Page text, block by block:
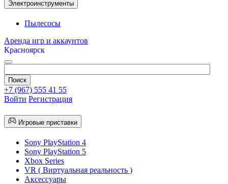
Электроинструменты
Пылесосы
Аренда игр и аккаунтов
Красноярск
+7 (967) 555 41 55
Войти Регистрация
Игровые приставки
Sony PlayStation 4
Sony PlayStation 5
Xbox Series
VR ( Виртуальная реальность )
Аксессуары